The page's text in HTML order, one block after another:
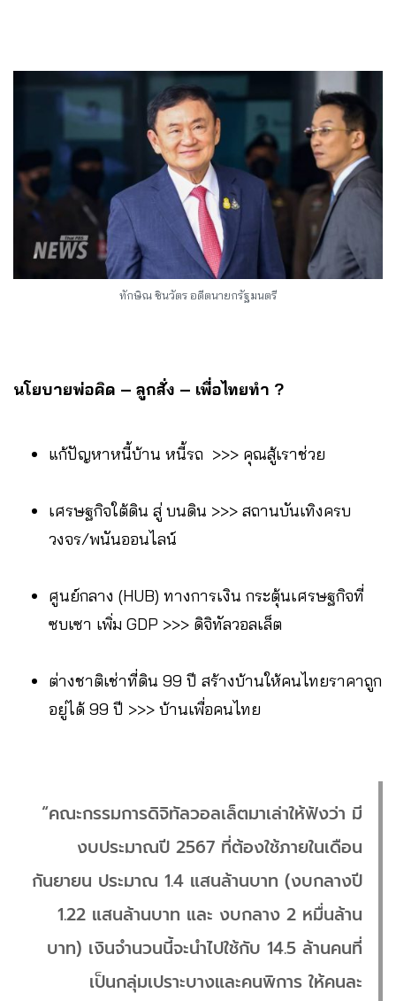
ทักษิณ ชินวัตร อดีตนายกรัฐมนตรี
นโยบายพ่อคิด – ลูกสั่ง – เพื่อไทยทำ ?
แก้ปัญหาหนี้บ้าน หนี้รถ >>> คุณสู้เราช่วย
เศรษฐกิจใต้ดิน สู่ บนดิน >>> สถานบันเทิงครบ
วงจร/พนันออนไลน์
ศูนย์กลาง (HUB) ทางการเงิน กระตุ้นเศรษฐกิจที่
ซบเซา เพิ่ม GDP >>> ดิจิทัลวอลเล็ต
ต่างชาติเช่าที่ดิน 99 ปี สร้างบ้านให้คนไทยราคาถูก
อยู่ได้ 99 ปี >>> บ้านเพื่อคนไทย
“คณะกรรมการดิจิทัลวอลเล็ตมาเล่าให้ฟังว่า มี
งบประมาณปี 2567 ที่ต้องใช้ภายในเดือน
กันยายน ประมาณ 1.4 แสนล้านบาท (งบกลางปี
1.22 แสนล้านบาท และ งบกลาง 2 หมื่นล้าน
บาท) เงินจำนวนนี้จะนำไปใช้กับ 14.5 ล้านคนที่
เป็นกลุ่มเปราะบางและคนพิการ ให้คนละ